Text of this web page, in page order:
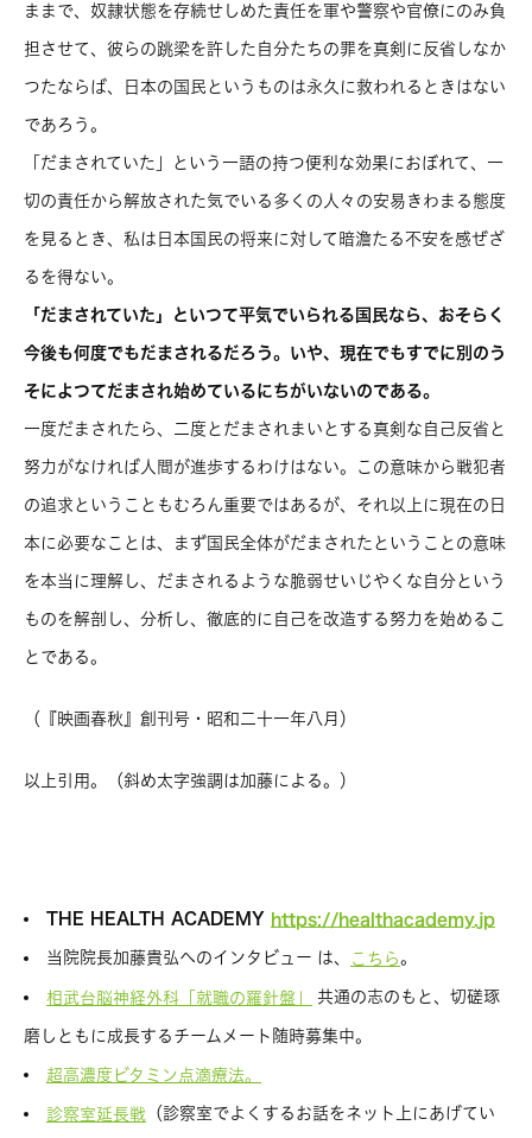
ままで、奴隷状態を存続せしめた責任を軍や警察や官僚にのみ負
担させて、彼らの跳梁を許した自分たちの罪を真剣に反省しなか
つたならば、日本の国民というものは永久に救われるときはない
であろう。
「だまされていた」という一語の持つ便利な効果におぼれて、一
切の責任から解放された気でいる多くの人々の安易きわまる態度
を見るとき、私は日本国民の将来に対して暗澹たる不安を感ぜざ
るを得ない。
「 だまされていた」といつて平気でいられる国民なら、おそらく
今後も何度でもだまされるだろう。いや、現在でもすでに別のう
そによつてだまされ始めているにちがいないのである。
一度だまされたら、二度とだまされまいとする真剣な自己反省と
努力がなければ人間が進歩するわけはない。この意味から戦犯者
の追求ということもむろん重要ではあるが、それ以上に現在の日
本に必要なことは、まず国民全体がだまされたということの意味
を本当に理解し、だまされるような脆弱せいじやくな自分という
ものを解剖し、分析し、徹底的に自己を改造する努力を始めるこ
とである。
（『映画春秋』創刊号・昭和二十一年八月）
以上引用。（斜め太字強調は加藤による。）
THE HEALTH ACADEMY https://healthacademy.jp
当院院長加藤貴弘へのインタビュー は、 こちら 。
相武台脳神経外科「就職の羅針盤」 共通の志のもと、切磋琢
磨しともに成長するチームメート随時募集中。
超高濃度ビタミン点滴療法。
診察室延長戦 （診察室でよくするお話をネット上にあげてい